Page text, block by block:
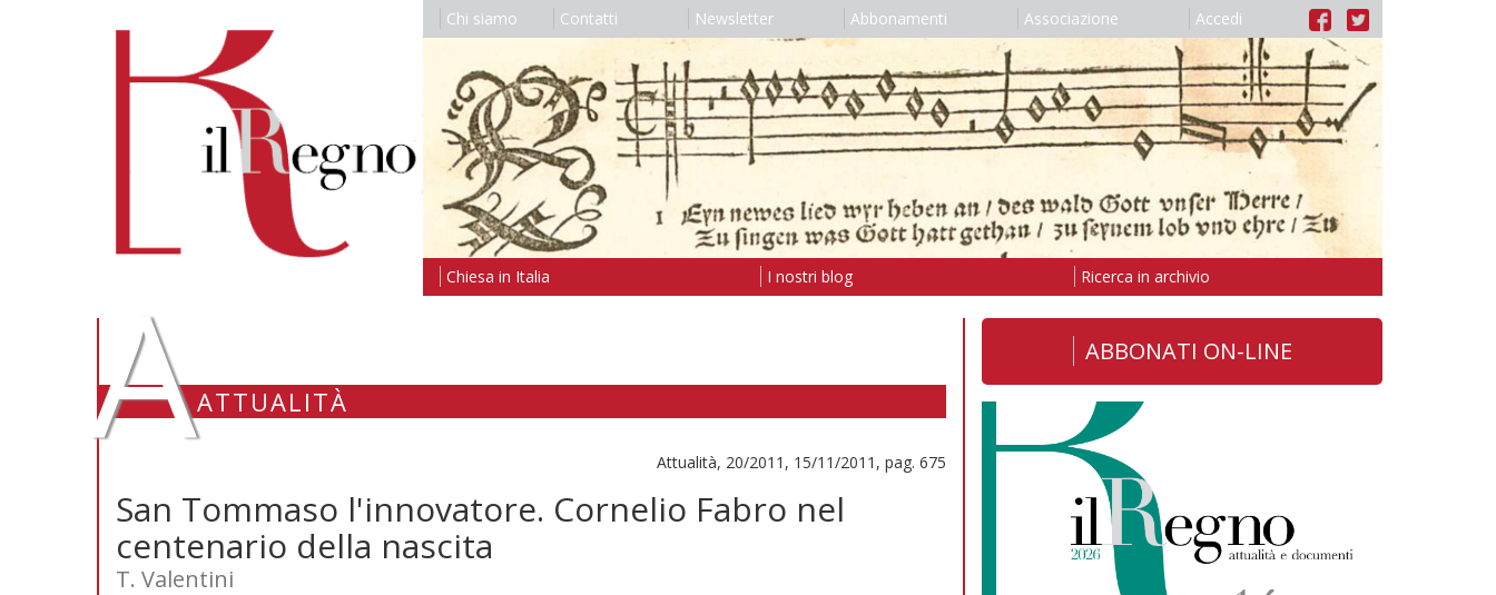
Chi siamo Contatti Newsletter Abbonamenti Associazione Accedi
Chiesa in Italia I nostri blog Ricerca in archivio
AATTUALITÀ
Attualità, 20/2011, 15/11/2011, pag. 675
San Tommaso l'innovatore. Cornelio Fabro nel
centenario della nascita
T. Valentini
ABBONATI ON-LINE